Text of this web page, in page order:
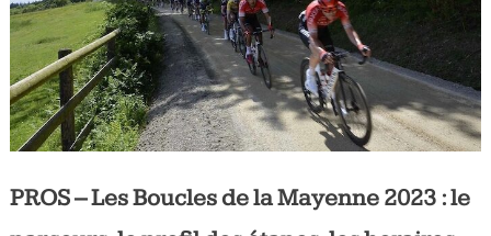
PROS – Les Boucles de la Mayenne 2023 : le